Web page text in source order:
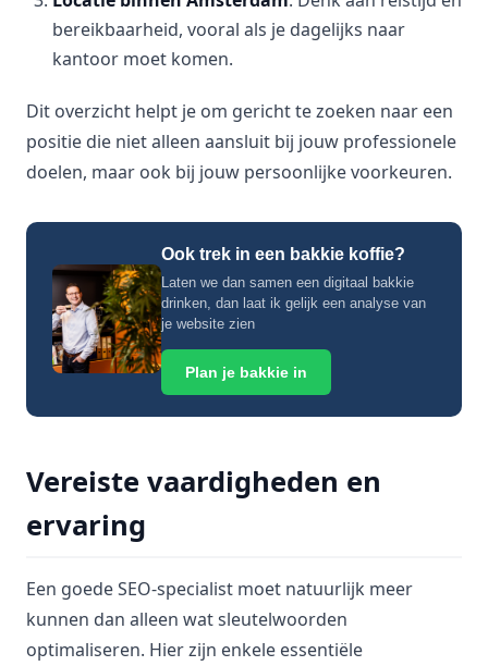
bereikbaarheid, vooral als je dagelijks naar
kantoor moet komen.
Dit overzicht helpt je om gericht te zoeken naar een
positie die niet alleen aansluit bij jouw professionele
doelen, maar ook bij jouw persoonlijke voorkeuren.
Ook trek in een bakkie koffie?
Laten we dan samen een digitaal bakkie
drinken, dan laat ik gelijk een analyse van
je website zien
Plan je bakkie in
Vereiste vaardigheden en
ervaring
Een goede SEO-specialist moet natuurlijk meer
kunnen dan alleen wat sleutelwoorden
optimaliseren. Hier zijn enkele essentiële